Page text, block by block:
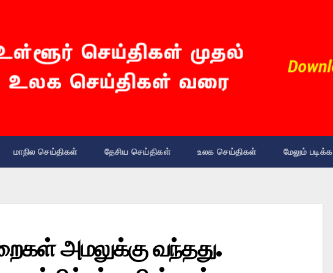
மாநில செய்திகள் தேசிய செய்திகள் உலக செய்திகள் மேலும் படிக்க
அமலுக்கு வந்தது.